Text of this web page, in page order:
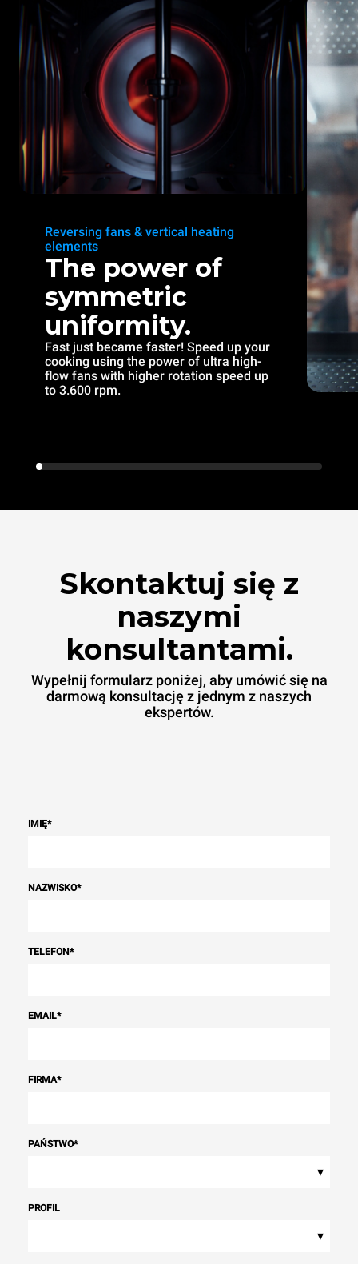
Reversing fans & vertical heating
elements
The power of
symmetric
uniformity.
Fast just became faster! Speed up your
cooking using the power of ultra high-
flow fans with higher rotation speed up
to 3.600 rpm.
Skontaktuj się z
naszymi
konsultantami.
Wypełnij formularz poniżej, aby umówić się na
darmową konsultację z jednym z naszych
ekspertów.
IMIĘ*
NAZWISKO*
TELEFON*
EMAIL*
FIRMA*
PAŃSTWO*
▾
PROFIL
▾